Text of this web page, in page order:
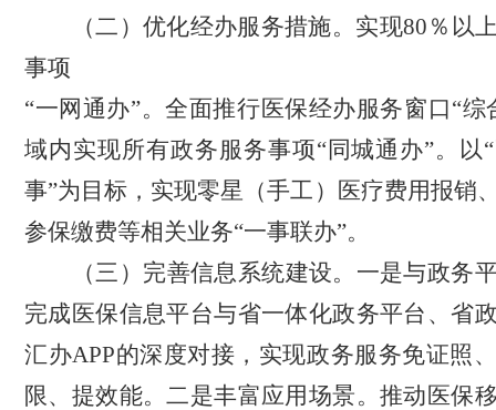
（二）优化经办服务措施。 实现80％以
事项
“一网通办”。全面推行医保经办服务窗口“综
域内实现所有政务服务事项“同城通办”。以
事”为目标，实现零星（手工）医疗费用报销
参保缴费等相关业务“一事联办”。
（三）完善信息系统建设。 一是与政务
完成医保信息平台与省一体化政务平台、省
汇办APP的深度对接，实现政务服务免证照
限、提效能。二是丰富应用场景。推动医保